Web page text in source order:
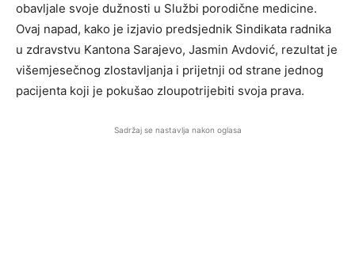
obavljale svoje dužnosti u Službi porodične medicine.
Ovaj napad, kako je izjavio predsjednik Sindikata radnika
u zdravstvu Kantona Sarajevo, Jasmin Avdović, rezultat je
višemjesečnog zlostavljanja i prijetnji od strane jednog
pacijenta koji je pokušao zloupotrijebiti svoja prava.
Sadržaj se nastavlja nakon oglasa